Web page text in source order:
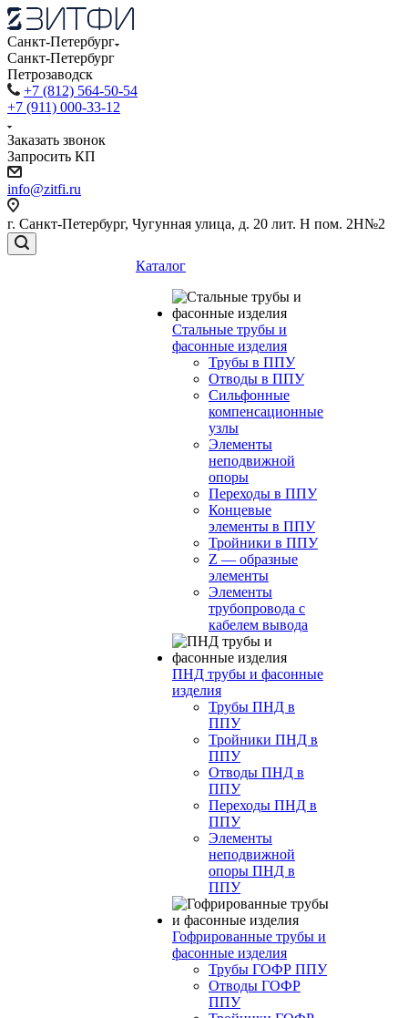
Санкт-Петербург
Санкт-Петербург
Петрозаводск
+7 (812) 564-50-54
+7 (911) 000-33-12
Заказать звонок
Запросить КП
info@zitfi.ru
г. Санкт-Петербург, Чугунная улица, д. 20 лит. Н пом. 2Н№2
Каталог
Стальные трубы и
фасонные изделия
Трубы в ППУ
Отводы в ППУ
Сильфонные
компенсационные
узлы
Элементы
неподвижной
опоры
Переходы в ППУ
Концевые
элементы в ППУ
Тройники в ППУ
Z — образные
элементы
Элементы
трубопровода с
кабелем вывода
ПНД трубы и фасонные
изделия
Трубы ПНД в
ППУ
Тройники ПНД в
ППУ
Отводы ПНД в
ППУ
Переходы ПНД в
ППУ
Элементы
неподвижной
опоры ПНД в
ППУ
Гофрированные трубы и
фасонные изделия
Трубы ГОФР ППУ
Отводы ГОФР
ППУ